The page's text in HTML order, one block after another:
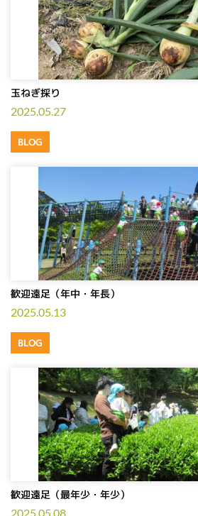
玉ねぎ採り
2025.05.27
BLOG
歓迎遠足（年中・年長）
2025.05.13
BLOG
歓迎遠足（最年少・年少）
2025.05.08